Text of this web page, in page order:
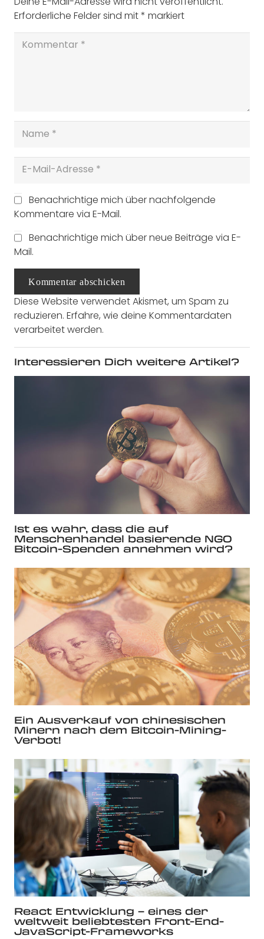
Erforderliche Felder sind mit* markiert
Benachrichtige mich über nachfolgende
Kommentare via E-Mail.
Benachrichtige mich über neue Beiträge via E-
Mail.
Kommentar abschicken
Diese Website verwendet Akismet, um Spam zu
reduzieren. Erfahre, wie deine Kommentardaten
verarbeitet werden.
Interessieren Dich weitere Artikel?
Ist es wahr, dass die auf
Menschenhandel basierende NGO
Bitcoin-Spenden annehmen wird?
Ein Ausverkauf von chinesischen
Minern nach dem Bitcoin-Mining-
Verbot!
React Entwicklung – eines der
weltweit beliebtesten Front-End-
JavaScript-Frameworks